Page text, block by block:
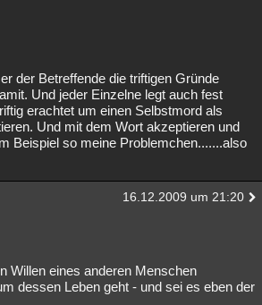
der Betreffende die triftigen Gründe
Und jeder Einzelne legt auch fest
erachtet um einen Selbstmord als
Und mit dem Wort akzeptieren und
Beispiel so meine Problemchen.......also
16.12.2009 um 21:20
Willen eines anderen Menschen
dessen Leben geht - und sei es eben der